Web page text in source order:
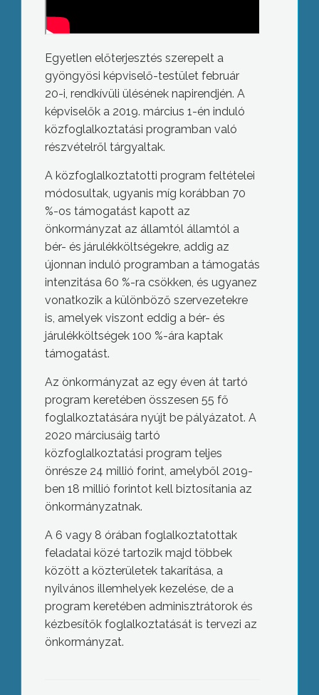
Egyetlen előterjesztés szerepelt a
gyöngyösi képviselő-testület február
20-i, rendkívüli ülésének napirendjén. A
képviselők a 2019. március 1-én induló
közfoglalkoztatási programban való
részvételről tárgyaltak.
A közfoglalkoztatotti program feltételei
módosultak, ugyanis míg korábban 70
%-os támogatást kapott az
önkormányzat az államtól államtól a
bér- és járulékköltségekre, addig az
újonnan induló programban a támogatás
intenzitása 60 %-ra csökken, és ugyanez
vonatkozik a különböző szervezetekre
is, amelyek viszont eddig a bér- és
járulékköltségek 100 %-ára kaptak
támogatást.
Az önkormányzat az egy éven át tartó
program keretében összesen 55 fő
foglalkoztatására nyújt be pályázatot. A
2020 márciusáig tartó
közfoglalkoztatási program teljes
önrésze 24 millió forint, amelyből 2019-
ben 18 millió forintot kell biztosítania az
önkormányzatnak.
A 6 vagy 8 órában foglalkoztatottak
feladatai közé tartozik majd többek
között a közterületek takarítása, a
nyilvános illemhelyek kezelése, de a
program keretében adminisztrátorok és
kézbesítők foglalkoztatását is tervezi az
önkormányzat.